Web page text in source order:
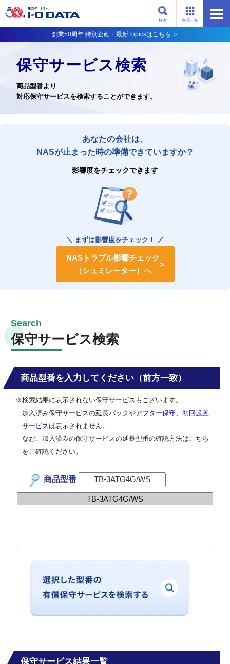
商品一覧
検索
創業50周年 特別企画・最新Topicsはこちら ＞
保守サービス検索
商品型番より
対応保守サービスを検索することができます。
あなたの会社は、
NASが止まった時の準備できていますか？
影響度をチェックできます
＼ まずは影響度をチェック！ ／
NASトラブル影響チェック
（シュミレーター）へ
保守サービス検索
商品型番を入力してください（前方一致）
※検索結果に表示されない保守サービスもございます。
加入済み保守サービスの延長パックやアフター保守
初回設置
サービス は表示されません。
なお、加入済みの保守サービスの延長型番の確認方法は こちら
をご確認ください。
商品型番
保守サービス結果一覧